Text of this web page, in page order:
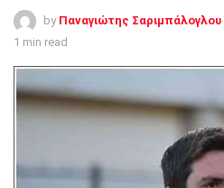
by Παναγιώτης Σαριμπάλογλου
1 min read